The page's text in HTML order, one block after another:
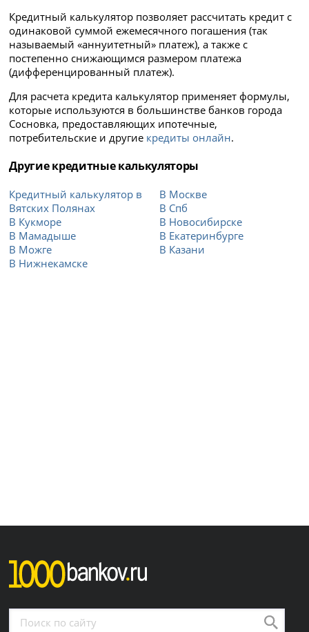
Кредитный калькулятор позволяет рассчитать кредит с
одинаковой суммой ежемесячного погашения (так
называемый «аннуитетный» платеж), а также с
постепенно снижающимся размером платежа
(дифференцированный платеж).
Для расчета кредита калькулятор применяет формулы,
которые используются в большинстве банков города
Сосновка, предоставляющих ипотечные,
потребительские и другие кредиты онлайн.
Другие кредитные калькуляторы
Кредитный калькулятор в
Вятских Полянах
В Кукморе
В Мамадыше
В Можге
В Нижнекамске
В Москве
В Спб
В Новосибирске
В Екатеринбурге
В Казани